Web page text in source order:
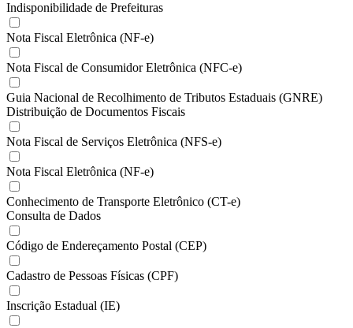
Indisponibilidade de Prefeituras
Nota Fiscal Eletrônica (NF-e)
Nota Fiscal de Consumidor Eletrônica (NFC-e)
Guia Nacional de Recolhimento de Tributos Estaduais (GNRE)
Distribuição de Documentos Fiscais
Nota Fiscal de Serviços Eletrônica (NFS-e)
Nota Fiscal Eletrônica (NF-e)
Conhecimento de Transporte Eletrônico (CT-e)
Consulta de Dados
Código de Endereçamento Postal (CEP)
Cadastro de Pessoas Físicas (CPF)
Inscrição Estadual (IE)